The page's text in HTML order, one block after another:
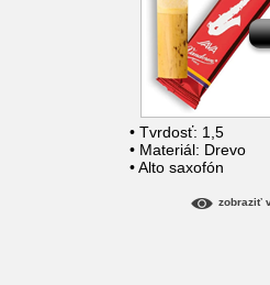
• Tvrdosť: 1,5
• Materiál: Drevo
• Alto saxofón
zobraziť